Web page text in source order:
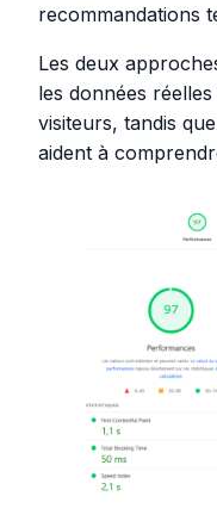
recommandations
Les deux
les données
visiteurs, tandis
aident à